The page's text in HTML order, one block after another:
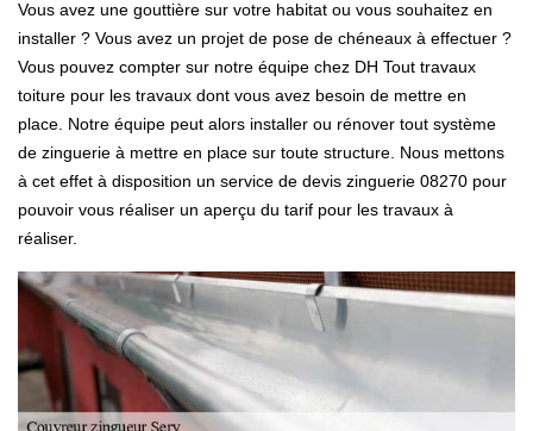
Vous avez une gouttière sur votre habitat ou vous souhaitez en
installer ? Vous avez un projet de pose de chéneaux à effectuer ?
Vous pouvez compter sur notre équipe chez DH Tout travaux
toiture pour les travaux dont vous avez besoin de mettre en
place. Notre équipe peut alors installer ou rénover tout système
de zinguerie à mettre en place sur toute structure. Nous mettons
à cet effet à disposition un service de devis zinguerie 08270 pour
pouvoir vous réaliser un aperçu du tarif pour les travaux à
réaliser.